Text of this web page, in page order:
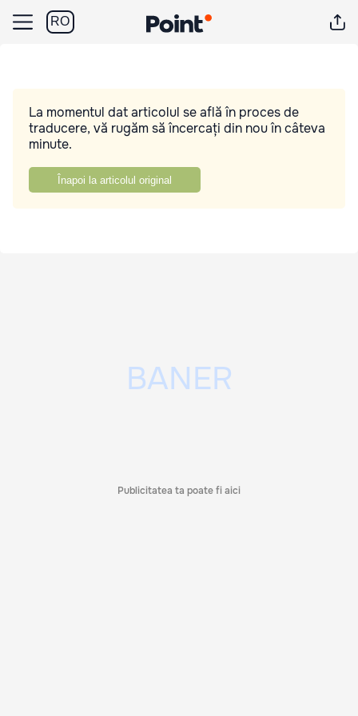
RO
La momentul dat articolul se află în proces de
traducere, vă rugăm să încercați din nou în câteva
minute.
Înapoi la articolul original
Publicitatea ta poate fi aici